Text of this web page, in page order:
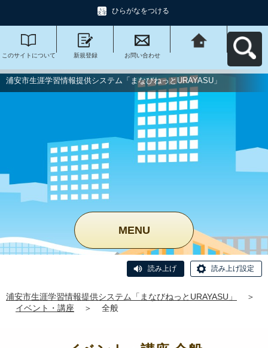
ひらがなをつける
このサイトについて 新規登録 お問い合わせ
びねっと
URAYASU」へ戻る
浦安市生涯学習情報提供システム「まなびねっとURAYASU」
MENU
読み上げ 読み上げ設定
浦安市生涯学習情報提供システム「まなびねっとURAYASU」
＞
イベント・講座
＞ 全般